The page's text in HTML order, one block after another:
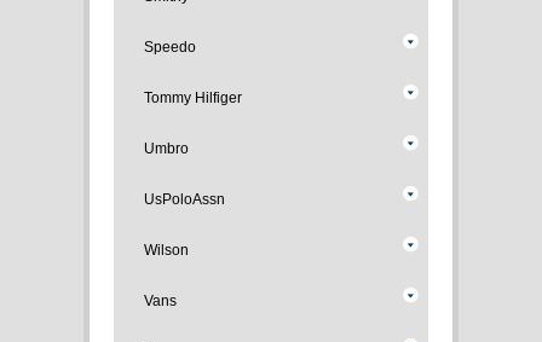
Speedo
Tommy Hilfiger
Umbro
UsPoloAssn
Wilson
Vans